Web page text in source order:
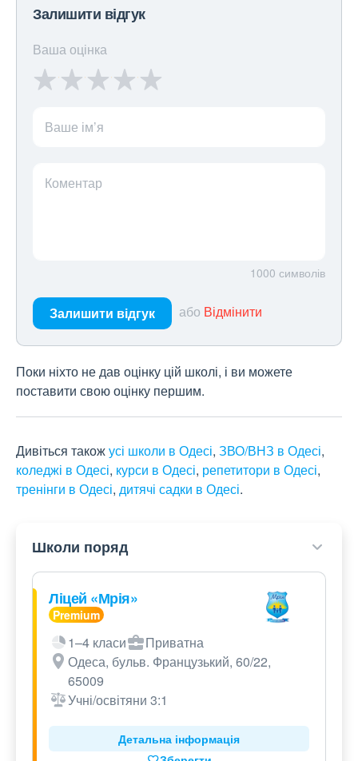
Залишити відгук
Ваша оцінка
Ваше ім’я
Коментар
1000 символів
Залишити відгук або Відмінити
Поки ніхто не дав оцінку цій школі, і ви можете
поставити свою оцінку першим.
Дивіться такожусі школи в Одесі, ЗВО/ВНЗ в Одесі,
коледжі в Одесі, курси в Одесі, репетитори в Одесі,
тренінги в Одесі, дитячі садки в Одесі.
Школи поряд
Ліцей «Мрія»
1–4 класи
Приватна
Одеса, бульв. Французький, 60/22,
65009
Учні/освітяни 3:1
Детальна інформація